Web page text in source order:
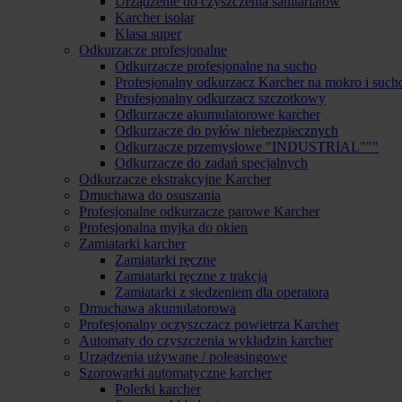
Karcher isolar
Klasa super
Odkurzacze profesjonalne
Odkurzacze profesjonalne na sucho
Profesjonalny odkurzacz Karcher na mokro i
Profesjonalny odkurzacz szczotkowy
Odkurzacze akumulatorowe karcher
Odkurzacze do pyłów niebezpiecznych
Odkurzacze przemysłowe "INDUSTRIAL"""
Odkurzacze do zadań specjalnych
Odkurzacze ekstrakcyjne Karcher
Dmuchawa do osuszania
Profesjonalne odkurzacze parowe Karcher
Profesjonalna myjka do okien
Zamiatarki karcher
Zamiatarki ręczne
Zamiatarki ręczne z trakcją
Zamiatarki z siedzeniem dla operatora
Dmuchawa akumulatorowa
Profesjonalny oczyszczacz powietrza Karcher
Automaty do czyszczenia wykładzin karcher
Urządzenia używane / poleasingowe
Szorowarki automatyczne karcher
Polerki karcher